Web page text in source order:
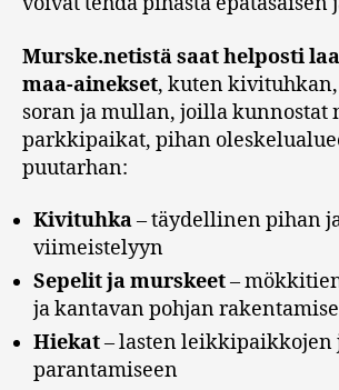
Murske.netistä saat helposti
maa-ainekset, kuten
soran ja mullan, joilla kunnostat
parkkipaikat, pihan
puutarhan:
Kivituhka– täydellinen pihan
viimeistelyyn
Sepelit ja murskeet–
ja kantavan pohjan
Hiekat– lasten leikkipaikkojen
parantamiseen